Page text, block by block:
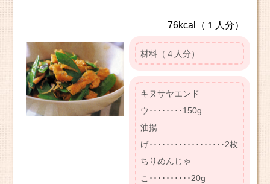
76kcal（１人分）
材料（４人分）
キヌサヤエンド
ウ････････150g
油揚
げ･･････････････････2枚
ちりめんじゃ
こ･･････････20g